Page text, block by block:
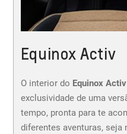
Equinox Activ
O interior do Equinox
exclusividade de uma
tempo, pronta para te
diferentes aventuras, seja